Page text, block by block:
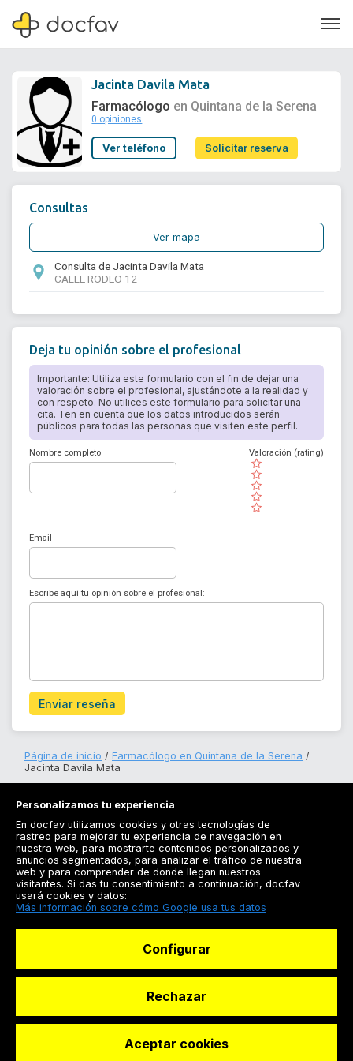
Soporte
Jacinta Davila Mata
Farmacólogo en Quintana de la Serena
0 opiniones
Ver teléfono Solicitar reserva
Consultas
Ver mapa
Consulta de Jacinta Davila Mata
CALLE RODEO 12
Deja tu opinión sobre el profesional
Importante: Utiliza este formulario con el fin de dejar una
valoración sobre el profesional, ajustándote a la realidad y
con respeto. No utilices este formulario para solicitar una
cita. Ten en cuenta que los datos introducidos serán
públicos para todas las personas que visiten este perfil.
Nombre completo
( )
( )
( )
( )
( )
Valoración (rating)
Email
Escribe aquí tu opinión sobre el profesional:
Enviar reseña
Página de inicio
Farmacólogo en Quintana de la Serena
Jacinta Davila Mata
Registrarse
Docfav
© Dashboard Technologies S.L
Personalizamos tu experiencia
En docfav utilizamos cookies y otras tecnologías de
rastreo para mejorar tu experiencia de navegación en
nuestra web, para mostrarte contenidos personalizados y
anuncios segmentados, para analizar el tráfico de nuestra
web y para comprender de donde llegan nuestros
visitantes. Si das tu consentimiento a continuación, docfav
usará cookies y datos:
Más información sobre cómo Google usa tus datos
Configurar
Rechazar
Aceptar cookies